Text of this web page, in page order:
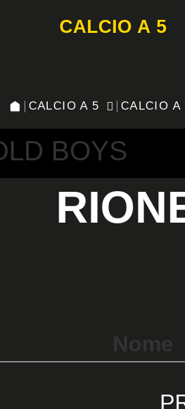
CALCIO A 5
CALCIO A 5 CALCIO A
BOYS
Nome